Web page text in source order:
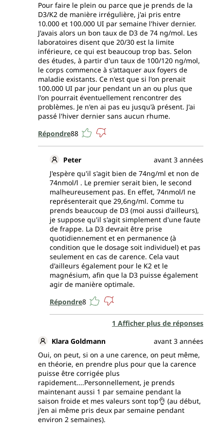
Pour faire le plein ou parce que je prends de la
D3/K2 de manière irrégulière, j'ai pris entre
10.000 et 100.000 UI par semaine l'hiver dernier.
J'avais alors un bon taux de D3 de 74 ng/mol. Les
laboratoires disent que 20/30 est la limite
inférieure, ce qui est beaucoup trop bas. Selon
des études, à partir d'un taux de 100/120 ng/mol,
le corps commence à s'attaquer aux foyers de
maladie existants. Ce n'est que si l'on prenait
100.000 UI par jour pendant un an ou plus que
l'on pourrait éventuellement rencontrer des
problèmes. Je n'en ai pas eu jusqu'à présent. J'ai
passé l'hiver dernier sans aucun rhume.
Répondre88
Peter
avant 3 années
J'espère qu'il s'agit bien de 74ng/ml et non de
74nmol/l . Le premier serait bien, le second
malheureusement pas. En effet, 74nmol/l ne
représenterait que 29,6ng/ml. Comme tu
prends beaucoup de D3 (moi aussi d'ailleurs),
je suppose qu'il s'agit simplement d'une faute
de frappe. La D3 devrait être prise
quotidiennement et en permanence (à
condition que le dosage soit individuel) et pas
seulement en cas de carence. Cela vaut
d'ailleurs également pour le K2 et le
magnésium, afin que la D3 puisse également
agir de manière optimale.
Répondre8
1 Afficher plus de réponses
Klara Goldmann
avant 3 années
Oui, on peut, si on a une carence, on peut même,
en théorie, en prendre plus pour que la carence
puisse être corrigée plus
rapidement....Personnellement, je prends
maintenant aussi 1 par semaine pendant la
saison froide et mes valeurs sont top👌 (au début,
j'en ai même pris deux par semaine pendant
environ 2 semaines).